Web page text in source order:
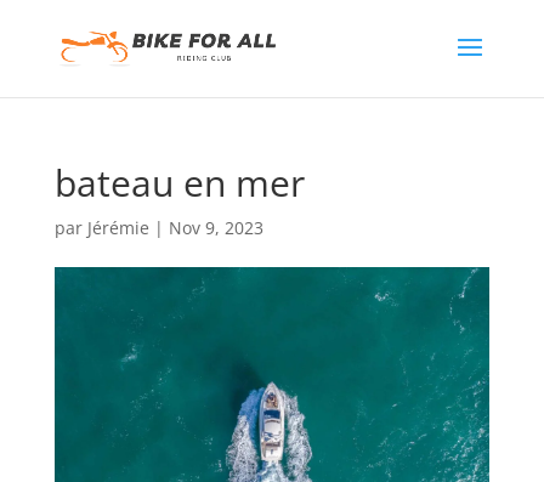
bateau en mer
par Jérémie | Nov 9, 2023